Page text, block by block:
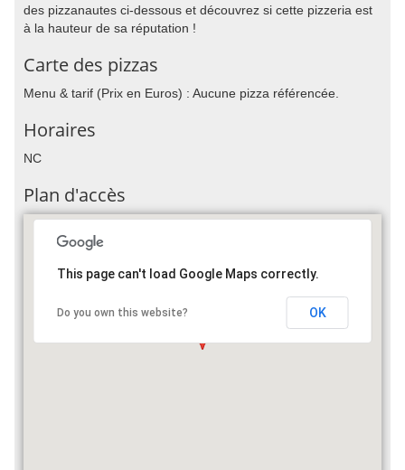
des pizzanautes ci-dessous et découvrez si cette pizzeria est
à la hauteur de sa réputation !
Carte des pizzas
Menu & tarif (Prix en Euros) : Aucune pizza référencée.
Horaires
NC
Plan d'accès
This page can't load Google Maps correctly.
Do you own this website? OK